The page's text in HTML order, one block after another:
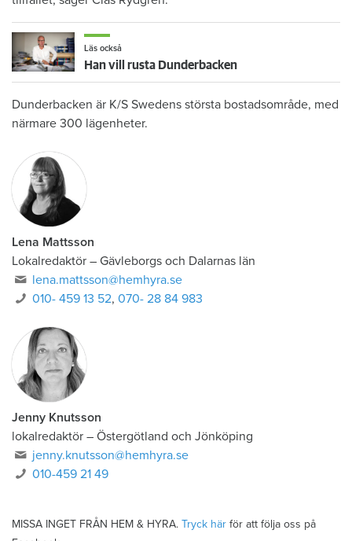
Läs också
Han vill rusta Dunderbacken
Dunderbacken är K/S Swedens största bostadsområde, med
närmare 300 lägenheter.
Lena Mattsson
Lokalredaktör – Gävleborgs och Dalarnas län
lena.mattsson@hemhyra.se
010- 459 13 52,070- 28 84 983
Jenny Knutsson
lokalredaktör – Östergötland och Jönköping
jenny.knutsson@hemhyra.se
010-459 21 49
MISSA INGET FRÅN HEM & HYRA. Tryck här för att följa oss på